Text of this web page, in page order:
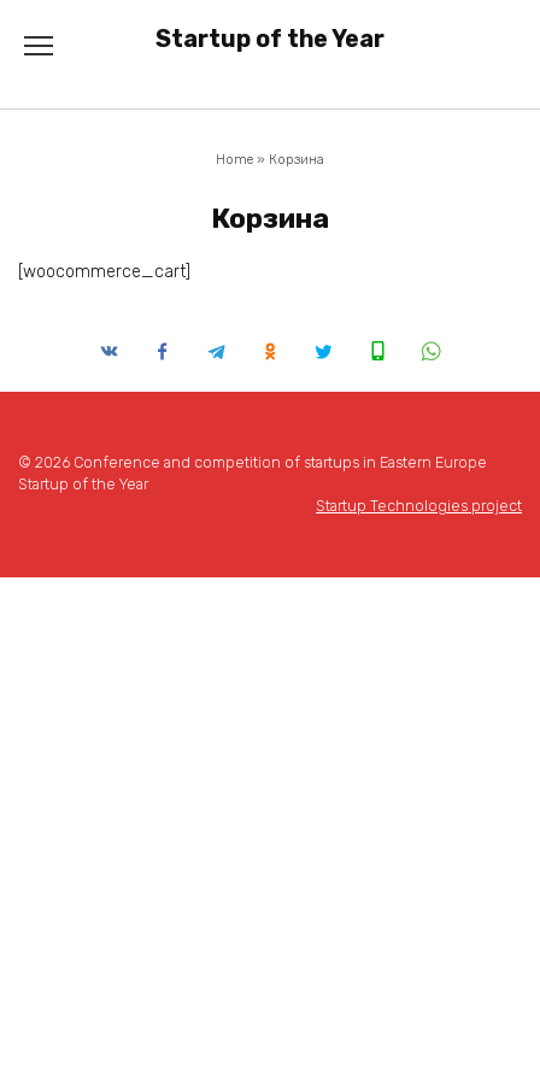
содержанию
Startup of the Year
Home » Корзина
Корзина
[woocommerce_cart]
© 2026 Conference and competition of startups in Eastern Europe
Startup of the Year
Startup Technologies project